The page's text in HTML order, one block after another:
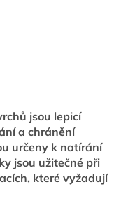
jsou lepicí
a chránění
určeny k natírání
jsou užitečné při
které vyžadují